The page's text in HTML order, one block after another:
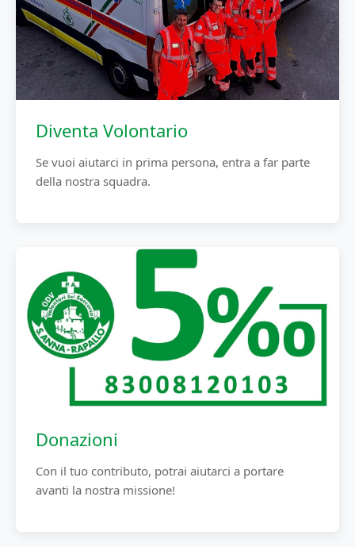
Diventa Volontario
Se vuoi aiutarci in prima persona, entra a far parte
della nostra squadra.
Donazioni
Con il tuo contributo, potrai aiutarci a portare
avanti la nostra missione!